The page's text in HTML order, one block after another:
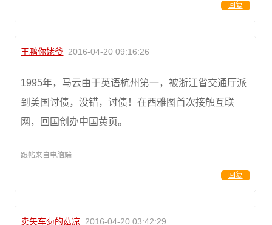
回复
王鹏你姥爷 2016-04-20 09:16:26
1995年，马云由于英语杭州第一，被浙江省交通厅派
到美国讨债，没错，讨债！在西雅图首次接触互联
网，回国创办中国黄页。
跟帖来自电脑端
回复
卖矢车菊的菇凉 2016-04-20 03:42:29